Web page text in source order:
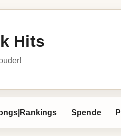
Hits
Spende